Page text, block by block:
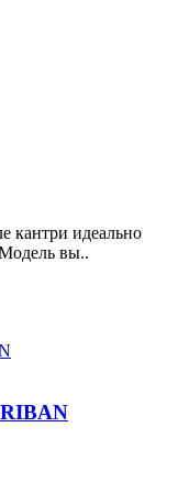
кантри идеально
вы..